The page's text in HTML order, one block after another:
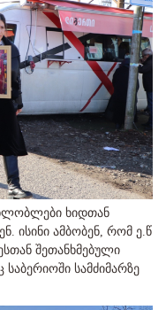
ხიდთან
ისინი ამბობენ, რომ ე.წ
შეთანხმებული
სამძიმარზე